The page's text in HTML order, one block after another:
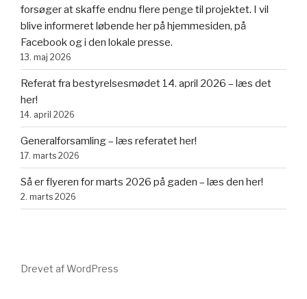
forsøger at skaffe endnu flere penge til projektet. I vil
blive informeret løbende her på hjemmesiden, på
Facebook og i den lokale presse.
13. maj 2026
Referat fra bestyrelsesmødet 14. april 2026 – læs det
her!
14. april 2026
Generalforsamling – læs referatet her!
17. marts 2026
Så er flyeren for marts 2026 på gaden – læs den her!
2. marts 2026
Drevet af WordPress